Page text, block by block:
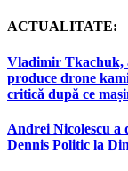
ACTUALITATE:
Vladimir Tkachuk,
produce drone
critică după ce
Andrei Nicolescu a
Dennis Politic la